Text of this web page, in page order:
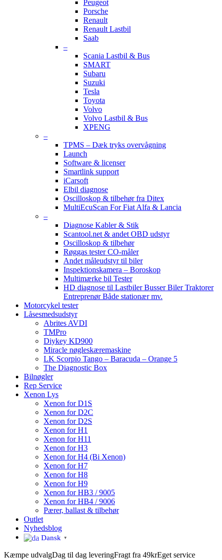
Peugeot
Porsche
Renault
Renault Lastbil
Saab
–
Scania Lastbil & Bus
SMART
Subaru
Suzuki
Tesla
Toyota
Volvo
Volvo Lastbil & Bus
XPENG
–
TPMS – Dæk tryks overvågning
Launch
Software & licenser
Smartlink support
iCarsoft
Elbil diagnose
Oscilloskop & tilbehør fra Ditex
MultiEcuScan For Fiat Alfa & Lancia
–
Diagnose Kabler & Stik
Scantool.net & andet OBD udstyr
Oscilloskop & tilbehør
Røggas tester CO-måler
Andet måleudstyr til biler
Inspektionskamera – Boroskop
Multimærke bil Tester
HD diagnose til Lastbiler Busser Biler Traktorer
Entreprenør Både stationær mv.
Motorcykel tester
Låsesmedsudstyr
Abrites AVDI
TMPro
Diykey KD900
Miracle nøgleskæremaskine
LK Scorpio Tango – Baracuda – Orange 5
The Diagnostic Box
Bilnøgler
Rep Service
Xenon Lys
Xenon for D1S
Xenon for D2C
Xenon for D2S
Xenon for H1
Xenon for H11
Xenon for H3
Xenon for H4 (Bi Xenon)
Xenon for H7
Xenon for H8
Xenon for H9
Xenon for HB3 / 9005
Xenon for HB4 / 9006
Pærer, ballast & tilbehør
Outlet
Nyhedsblog
Dansk ▼
Kæmpe udvalgDag til dag leveringFragt fra 49krEget service